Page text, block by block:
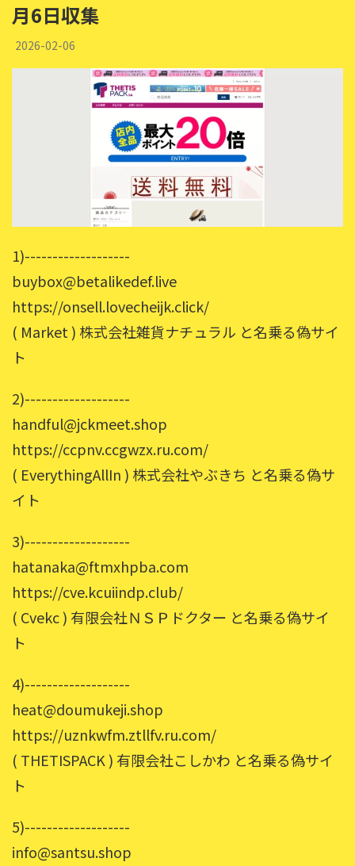
月6日収集
2026-02-06
1)-------------------
buybox@betalikedef.live
https://onsell.lovecheijk.click/
( Market ) 株式会社雑貨ナチュラル と名乗る偽サイ
ト
2)-------------------
handful@jckmeet.shop
https://ccpnv.ccgwzx.ru.com/
( EverythingAllIn ) 株式会社やぶきち と名乗る偽サ
イト
3)-------------------
hatanaka@ftmxhpba.com
https://cve.kcuiindp.club/
( Cvekc ) 有限会社ＮＳＰドクター と名乗る偽サイ
ト
4)-------------------
heat@doumukeji.shop
https://uznkwfm.ztllfv.ru.com/
( THETISPACK ) 有限会社こしかわ と名乗る偽サイ
ト
5)-------------------
info@santsu.shop